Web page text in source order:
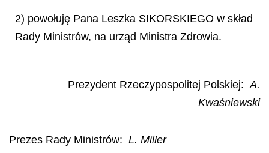
2) powołuję Pana Leszka SIKORSKIEGO w skład
Rady Ministrów, na urząd Ministra Zdrowia.
Prezydent Rzeczypospolitej Polskiej: A.
Kwaśniewski
Prezes Rady Ministrów: L. Miller